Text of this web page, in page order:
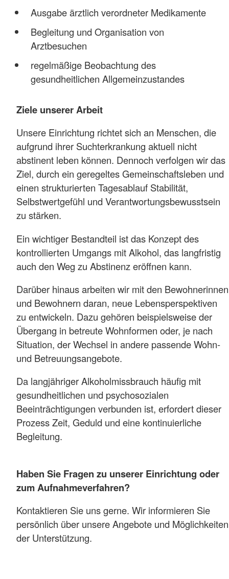
Ausgabe ärztlich verordneter Medikamente
Begleitung und Organisation von
Arztbesuchen
regelmäßige Beobachtung des
gesundheitlichen Allgemeinzustandes
Ziele unserer Arbeit
Unsere Einrichtung richtet sich an Menschen, die
aufgrund ihrer Suchterkrankung aktuell nicht
abstinent leben können. Dennoch verfolgen wir das
Ziel, durch ein geregeltes Gemeinschaftsleben und
einen strukturierten Tagesablauf Stabilität,
Selbstwertgefühl und Verantwortungsbewusstsein
zu stärken.
Ein wichtiger Bestandteil ist das Konzept des
kontrollierten Umgangs mit Alkohol, das langfristig
auch den Weg zu Abstinenz eröffnen kann.
Darüber hinaus arbeiten wir mit den Bewohnerinnen
und Bewohnern daran, neue Lebensperspektiven
zu entwickeln. Dazu gehören beispielsweise der
Übergang in betreute Wohnformen oder, je nach
Situation, der Wechsel in andere passende Wohn-
und Betreuungsangebote.
Da langjähriger Alkoholmissbrauch häufig mit
gesundheitlichen und psychosozialen
Beeinträchtigungen verbunden ist, erfordert dieser
Prozess Zeit, Geduld und eine kontinuierliche
Begleitung.
Haben Sie Fragen zu unserer Einrichtung oder
zum Aufnahmeverfahren?
Kontaktieren Sie uns gerne. Wir informieren Sie
persönlich über unsere Angebote und Möglichkeiten
der Unterstützung.